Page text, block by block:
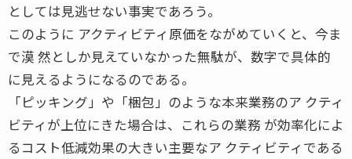
としては見逃せない事実であろう。
このように アクティビティ原価をながめていくと、今ま
で漠 然としか見えていなかった無駄が、数字で具体的
に見えるようになるのである。
「ピッキング」や「梱包」のような本来業務のア クティ
ビティが上位にきた場合は、これらの業務 が効率化によ
るコスト低減効果の大きい主要なア クティビティである